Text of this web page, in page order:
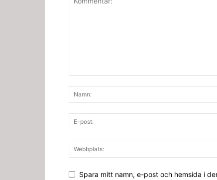
Spara mitt namn, e-post och hemsida i